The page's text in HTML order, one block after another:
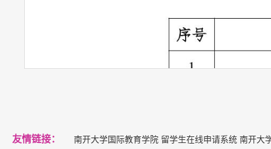
友情链接： 南开大学国际教育学院 留学生在线申请系统 南开大